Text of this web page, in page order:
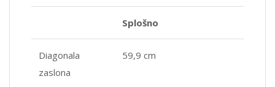
Splošno
Diagonala
zaslona
59,9 cm